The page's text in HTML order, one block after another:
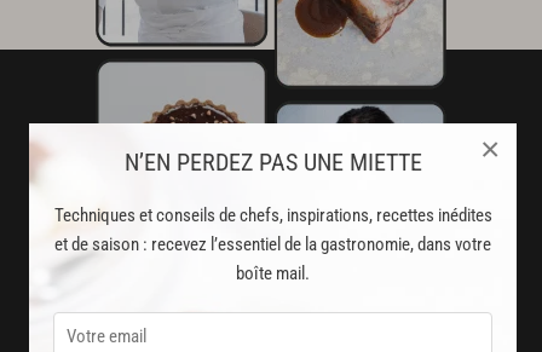
N’EN PERDEZ PAS UNE MIETTE
Techniques et conseils de chefs, inspirations, recettes inédites
et de saison : recevez l’essentiel de la gastronomie, dans votre
boîte mail.
×